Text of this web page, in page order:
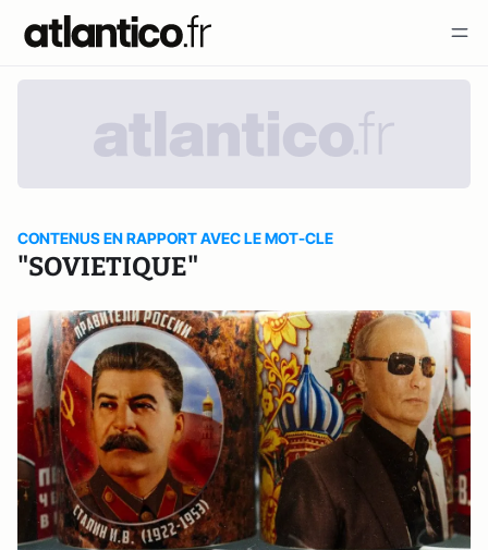
CONTENUS EN RAPPORT AVEC LE MOT-CLE
"SOVIETIQUE"